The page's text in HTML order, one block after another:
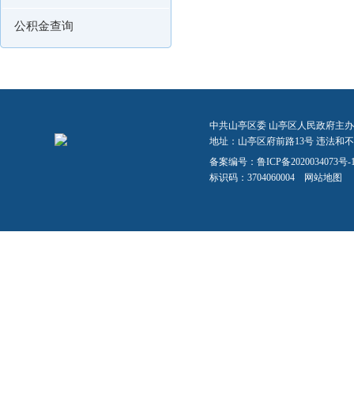
公积金查询
中共山亭区委 山亭区人民政府主
地址：山亭区府前路13号 违法和
备案编号： 鲁ICP备2020034073号-
标识码：3704060004 网站地图